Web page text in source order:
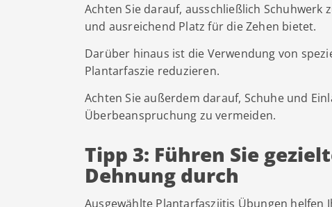
Achten Sie darauf, ausschließlich
und ausreichend Platz für die Zehen bietet.
Darüber hinaus ist die Verwendung von
Plantarfaszie reduzieren.
Achten Sie außerdem darauf, Schuhe und
Überbeanspruchung zu vermeiden.
Tipp 3: Führen Sie
Dehnung durch
Ausgewählte Plantarfasziitis Übungen helfen